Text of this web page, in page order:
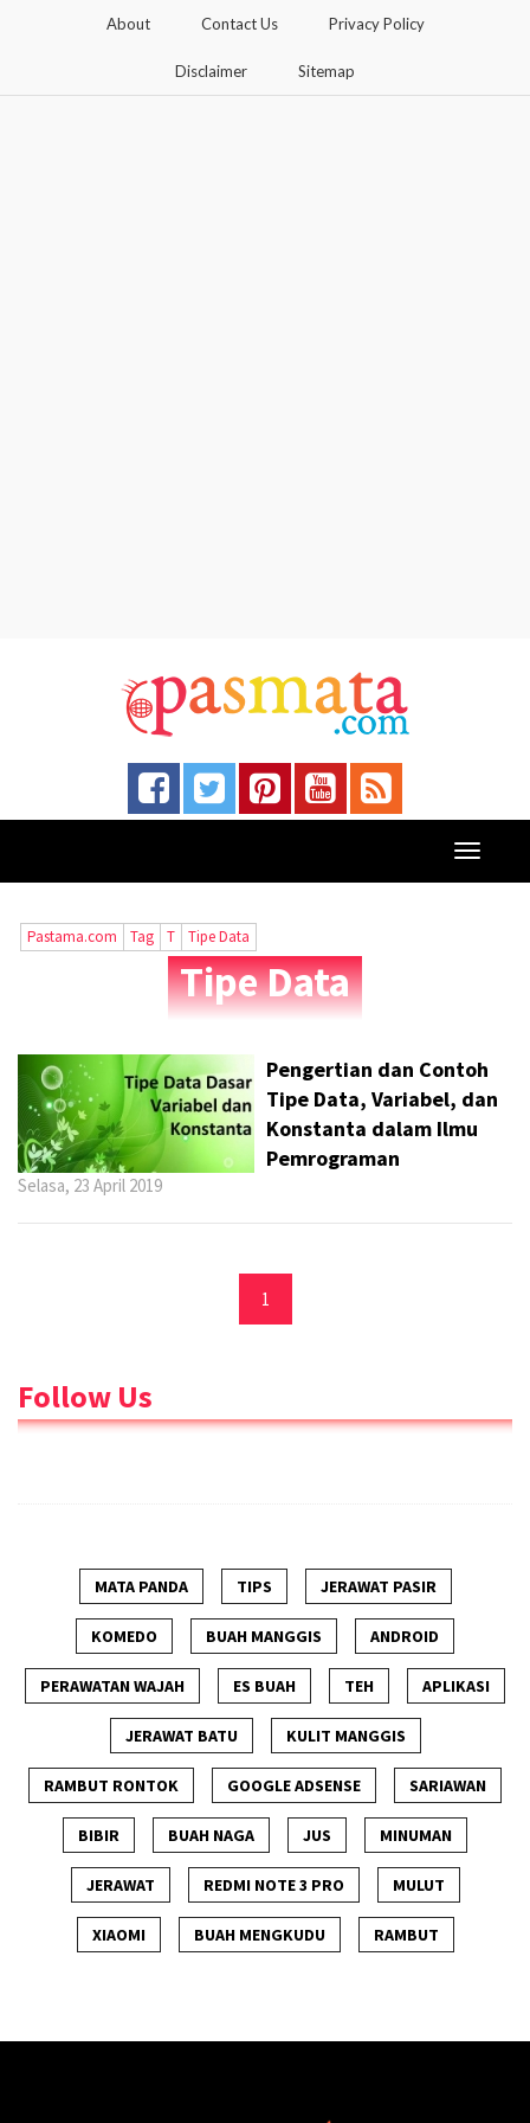
About Contact Us Privacy Policy
Disclaimer Sitemap
Toggle
Pastama.com Tag T Tipe Data
Tipe Data
Pengertian dan Contoh
Tipe Data, Variabel, dan
Konstanta dalam Ilmu
Pemrograman
Selasa, 23 April 2019
1
Follow Us
MATA PANDA TIPS JERAWAT PASIR
KOMEDO BUAH MANGGIS ANDROID
PERAWATAN WAJAH ES BUAH TEH APLIKASI
JERAWAT BATU KULIT MANGGIS
RAMBUT RONTOK GOOGLE ADSENSE SARIAWAN
BIBIR BUAH NAGA JUS MINUMAN
JERAWAT REDMI NOTE 3 PRO MULUT
XIAOMI BUAH MENGKUDU RAMBUT